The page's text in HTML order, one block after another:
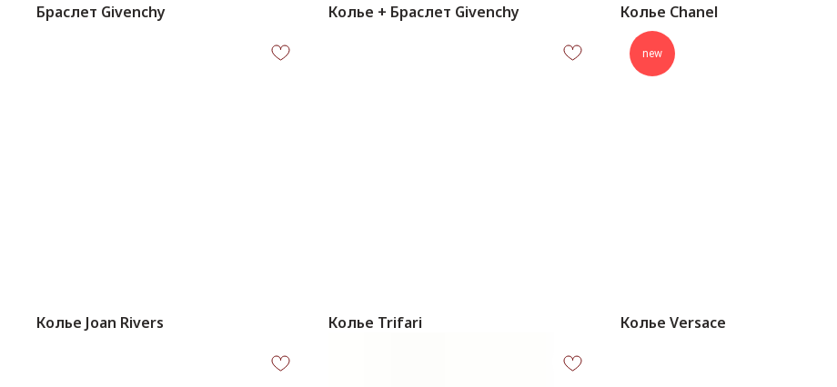
Браслет Givenchy Колье + Браслет Givenchy Колье Chanel
Колье Joan Rivers Колье Trifari
new
Колье Versace